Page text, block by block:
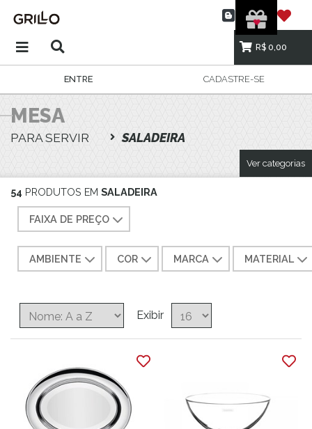
R$ 0,00
ENTRE CADASTRE-SE
MESA
PARA SERVIR SALADEIRA
Ver categorias
54 PRODUTOS EM SALADEIRA
FAIXA DE PREÇO
AMBIENTE COR MARCA MATERIAL
Exibir